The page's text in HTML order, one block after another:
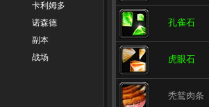
卡利姆多
诺森德
副本
战场
孔雀石
虎眼石
秃鹫肉条